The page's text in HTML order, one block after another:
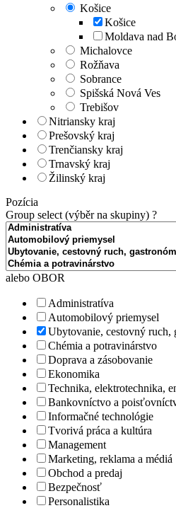
Košice
Košice
Moldava nad
Michalovce
Rožňava
Sobrance
Spišská Nová Ves
Trebišov
Nitriansky kraj
Prešovský kraj
Trenčiansky kraj
Trnavský kraj
Žilinský kraj
Pozícia
Group select (výběr na skupiny) ?
alebo OBOR
Administratíva
Automobilový priemysel
Ubytovanie, cestovný ruch,
Chémia a potravinárstvo
Doprava a zásobovanie
Ekonomika
Technika, elektrotechnika,
Bankovníctvo a
Informačné technológie
Tvorivá práca a kultúra
Management
Marketing, reklama a médiá
Obchod a predaj
Bezpečnosť
Personalistika